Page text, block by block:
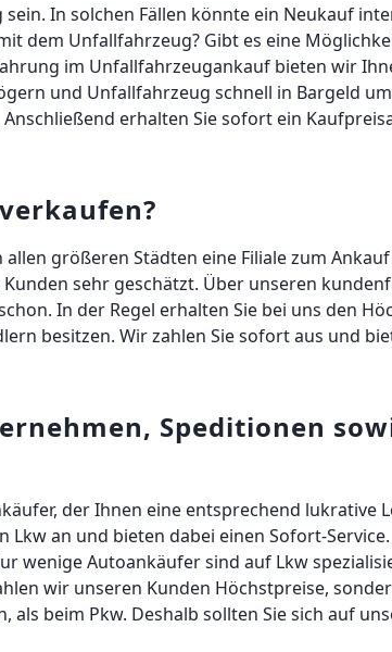
In solchen Fällen könnte ein Neukauf
dem Unfallfahrzeug? Gibt es eine
im Unfallfahrzeugankauf bieten wir
und Unfallfahrzeug schnell in Bargeld
erhalten Sie sofort ein
größeren Städten eine Filiale zum
sehr geschätzt. Über unseren
In der Regel erhalten Sie bei uns den
besitzen. Wir zahlen Sie sofort aus und
Speditionen
der Ihnen eine entsprechend lukrative
an und bieten dabei einen Sofort-
wenige Autoankäufer sind auf Lkw
wir unseren Kunden Höchstpreise,
beim Pkw. Deshalb sollten Sie sich auf